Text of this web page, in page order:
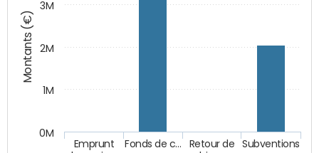
Montants (€)
Emprunt Fonds de c…
Retour de
Subventions
0M
1M
2M
3M